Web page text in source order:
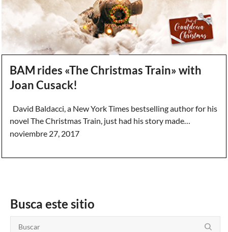
BAM rides «The Christmas Train» with
Joan Cusack!
David Baldacci, a New York Times bestselling author for his
novel The Christmas Train, just had his story made…
noviembre 27, 2017
Busca este sitio